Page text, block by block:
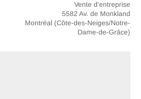
Vente d'entreprise
5582 Av. de Monkland
Montréal (Côte-des-Neiges/Notre-
Dame-de-Grâce)